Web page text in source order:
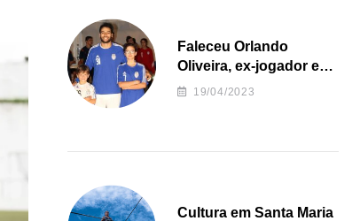
Faleceu Orlando
Oliveira, ex-jogador e
treinador da formação
19/04/2023
Cultura em Santa Maria